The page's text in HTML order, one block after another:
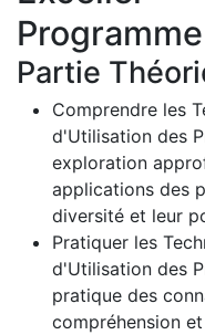
Partie
Comprendre les
d'Utilisation des
exploration
applications des
diversité et leur
Pratiquer les
d'Utilisation des
pratique des
compréhension